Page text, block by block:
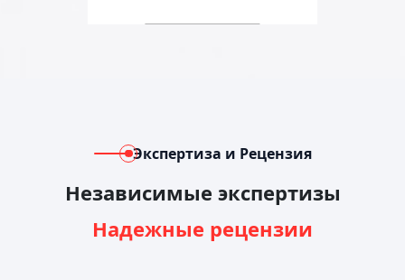
Экспертиза и Рецензия
Независимые экспертизы
Надежные рецензии